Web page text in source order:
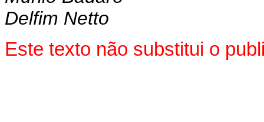
Delfim Netto
Este texto não substitui o